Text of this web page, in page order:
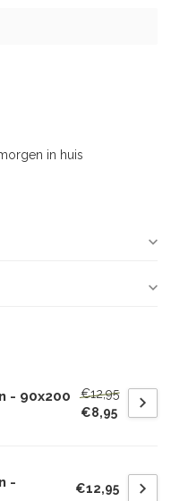
in huis
- 90x200
€12,95
€8,95
-
€12,95